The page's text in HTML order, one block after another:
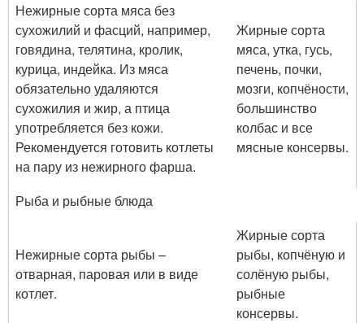
Нежирные сорта мяса без
сухожилий и фасций, например,
говядина, телятина, кролик,
курица, индейка. Из мяса
обязательно удаляются
сухожилия и жир, а птица
употребляется без кожи.
Рекомендуется готовить котлеты
на пару из нежирного фарша.
Жирные сорта
мяса, утка, гусь,
печень, почки,
мозги, копчёности,
большинство
колбас и все
мясные консервы.
Рыба и рыбные блюда
Нежирные сорта рыбы –
отварная, паровая или в виде
котлет.
Жирные сорта
рыбы, копчёную и
солёную рыбы,
рыбные
консервы.